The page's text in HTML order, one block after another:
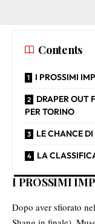
Contents
I PROSSIMI
DRAPER OUT
PER TORINO
LE CHANCE
LA
I PROSSIMI
Dopo aver sfiorato